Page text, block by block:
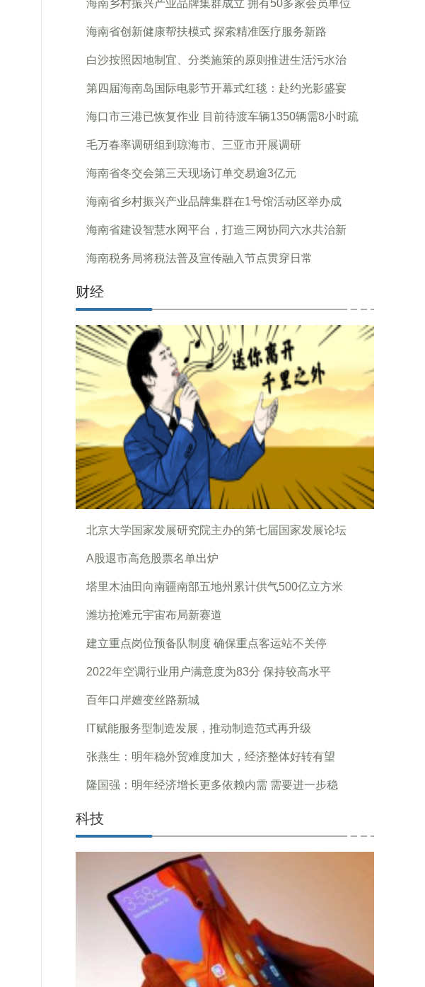
海南乡村振兴产业品牌集群成立 拥有50多家会员单位
海南省创新健康帮扶模式 探索精准医疗服务新路
白沙按照因地制宜、分类施策的原则推进生活污水治
第四届海南岛国际电影节开幕式红毯：赴约光影盛宴
海口市三港已恢复作业 目前待渡车辆1350辆需8小时疏
毛万春率调研组到琼海市、三亚市开展调研
海南省冬交会第三天现场订单交易逾3亿元
海南省乡村振兴产业品牌集群在1号馆活动区举办成
海南省建设智慧水网平台，打造三网协同六水共治新
海南税务局将税法普及宣传融入节点贯穿日常
财经
北京大学国家发展研究院主办的第七届国家发展论坛
A股退市高危股票名单出炉
塔里木油田向南疆南部五地州累计供气500亿立方米
潍坊抢滩元宇宙布局新赛道
建立重点岗位预备队制度 确保重点客运站不关停
2022年空调行业用户满意度为83分 保持较高水平
百年口岸嬗变丝路新城
IT赋能服务型制造发展，推动制造范式再升级
张燕生：明年稳外贸难度加大，经济整体好转有望
隆国强：明年经济增长更多依赖内需 需要进一步稳
科技